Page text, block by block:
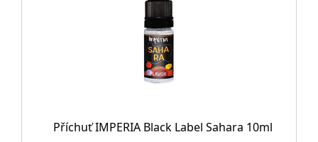
Příchuť IMPERIA Black Label Sahara 10ml